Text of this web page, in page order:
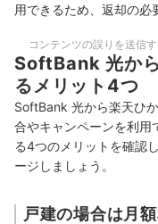
用できるため、返却の必
コンテンツの誤りを送信
SoftBank 光か
るメリット4つ
SoftBank 光から楽天ひ
合やキャンペーンを利用
る4つのメリットを確認
ージしましょう。
戸建の場合は月